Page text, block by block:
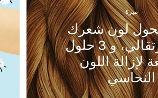
ميزة
لون شعرك
إلى البرتقالي، و 3 حلول
لإزالة اللون
النحاسي